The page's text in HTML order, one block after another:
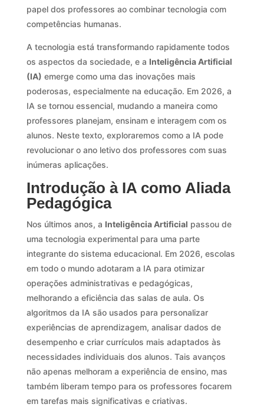
papel dos professores ao combinar tecnologia com
competências humanas.
A tecnologia está transformando rapidamente todos
os aspectos da sociedade, e a Inteligência Artificial
(IA) emerge como uma das inovações mais
poderosas, especialmente na educação. Em 2026, a
IA se tornou essencial, mudando a maneira como
professores planejam, ensinam e interagem com os
alunos. Neste texto, exploraremos como a IA pode
revolucionar o ano letivo dos professores com suas
inúmeras aplicações.
Introdução à IA como Aliada
Pedagógica
Nos últimos anos, a Inteligência Artificial passou de
uma tecnologia experimental para uma parte
integrante do sistema educacional. Em 2026, escolas
em todo o mundo adotaram a IA para otimizar
operações administrativas e pedagógicas,
melhorando a eficiência das salas de aula. Os
algoritmos da IA são usados para personalizar
experiências de aprendizagem, analisar dados de
desempenho e criar currículos mais adaptados às
necessidades individuais dos alunos. Tais avanços
não apenas melhoram a experiência de ensino, mas
também liberam tempo para os professores focarem
em tarefas mais significativas e criativas.